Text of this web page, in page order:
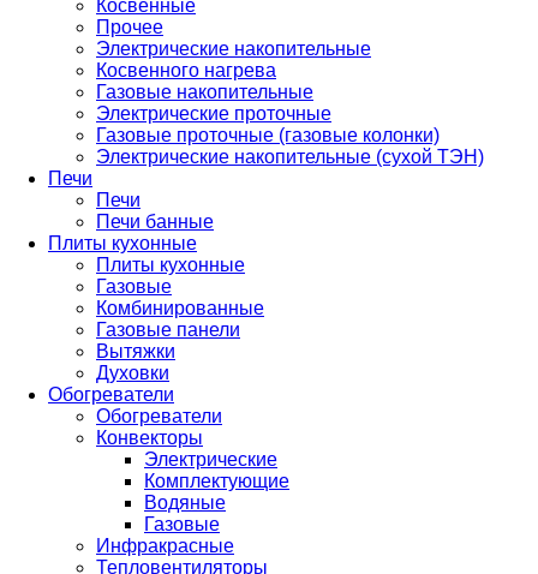
Косвенные
Прочее
Электрические накопительные
Косвенного нагрева
Газовые накопительные
Электрические проточные
Газовые проточные (газовые колонки)
Электрические накопительные (сухой ТЭН)
Печи
Печи
Печи банные
Плиты кухонные
Плиты кухонные
Газовые
Комбинированные
Газовые панели
Вытяжки
Духовки
Обогреватели
Обогреватели
Конвекторы
Электрические
Комплектующие
Водяные
Газовые
Инфракрасные
Тепловентиляторы